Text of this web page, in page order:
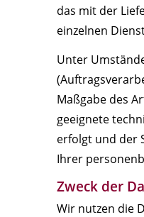
das mit der
einzelnen
Unter
Maßgabe des
geeignete
erfolgt und der
Ihrer
Zweck der
Wir nutzen die